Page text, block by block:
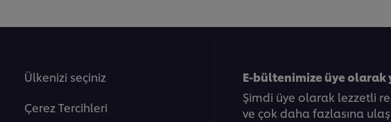
Ülkenizi seçiniz
Çerez Tercihleri
E-bültenimize üye
Şimdi üye olarak lezzetli
ve çok daha fazlasına